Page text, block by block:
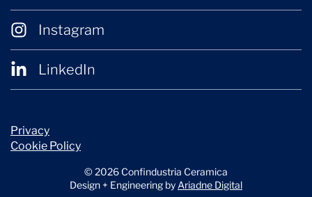
Instagram
LinkedIn
Privacy
Cookie Policy
© 2026 Confindustria Ceramica
Design + Engineering byAriadne Digital